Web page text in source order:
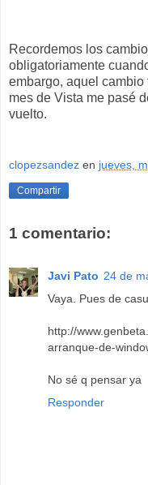
Recordemos los
obligatoriamente
embargo, aquel cambio
mes de Vista me pasé
vuelto.
clopezsandez en jueves,
Compartir
1 comentario:
Javi Pato 24 de
Vaya. Pues de
http://
arranque-de-
No sé q pensar ya
Responder